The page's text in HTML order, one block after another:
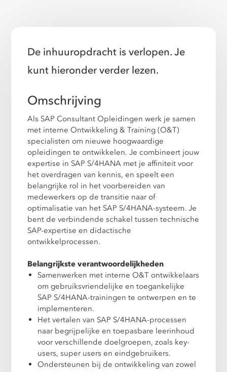
De inhuuropdracht is verlopen. Je
kunt hieronder verder lezen.
Omschrijving
Als SAP Consultant Opleidingen werk je samen
met interne Ontwikkeling & Training (O&T)
specialisten om nieuwe hoogwaardige
opleidingen te ontwikkelen. Je combineert jouw
expertise in SAP S/4HANA met je affiniteit voor
het overdragen van kennis, en speelt een
belangrijke rol in het voorbereiden van
medewerkers op de transitie naar of
optimalisatie van het SAP S/4HANA-systeem. Je
bent de verbindende schakel tussen technische
SAP-expertise en didactische
ontwikkelprocessen.
Belangrijkste verantwoordelijkheden
Samenwerken met interne O&T ontwikkelaars
om gebruiksvriendelijke en toegankelijke
SAP S/4HANA-trainingen te ontwerpen en te
implementeren.
Het vertalen van SAP S/4HANA-processen
naar begrijpelijke en toepasbare leerinhoud
voor verschillende doelgroepen, zoals key-
users, super users en eindgebruikers.
Ondersteunen bij de ontwikkeling van zowel